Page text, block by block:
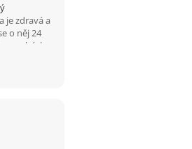
je zdravá a
o něj 24